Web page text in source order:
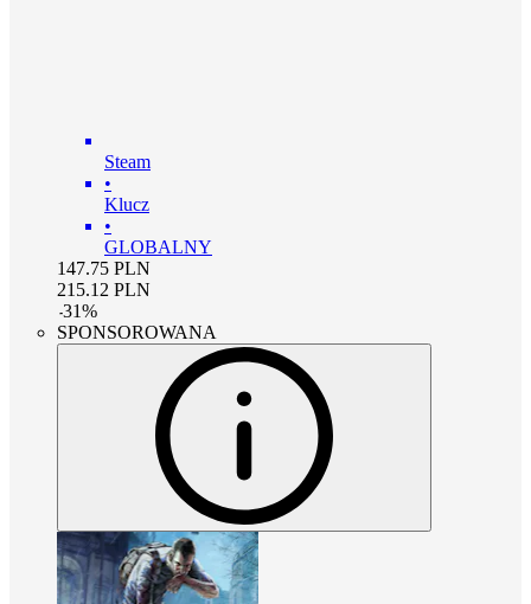
Steam
•
Klucz
•
GLOBALNY
147.75 PLN
215.12 PLN
-31%
SPONSOROWANA